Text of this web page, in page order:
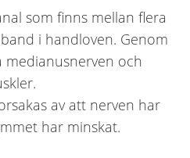
som finns mellan flera
i handloven. Genom
medianusnerven och
av att nerven har
har minskat.